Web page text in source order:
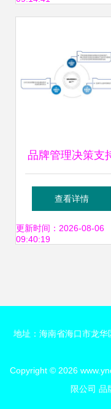
品牌管理决策支
体系的构建与优化
查看详情
更新时间：2026-08-06
09:40:19
地址：海南省海口市龙
Copyright © 2026
限公司 品